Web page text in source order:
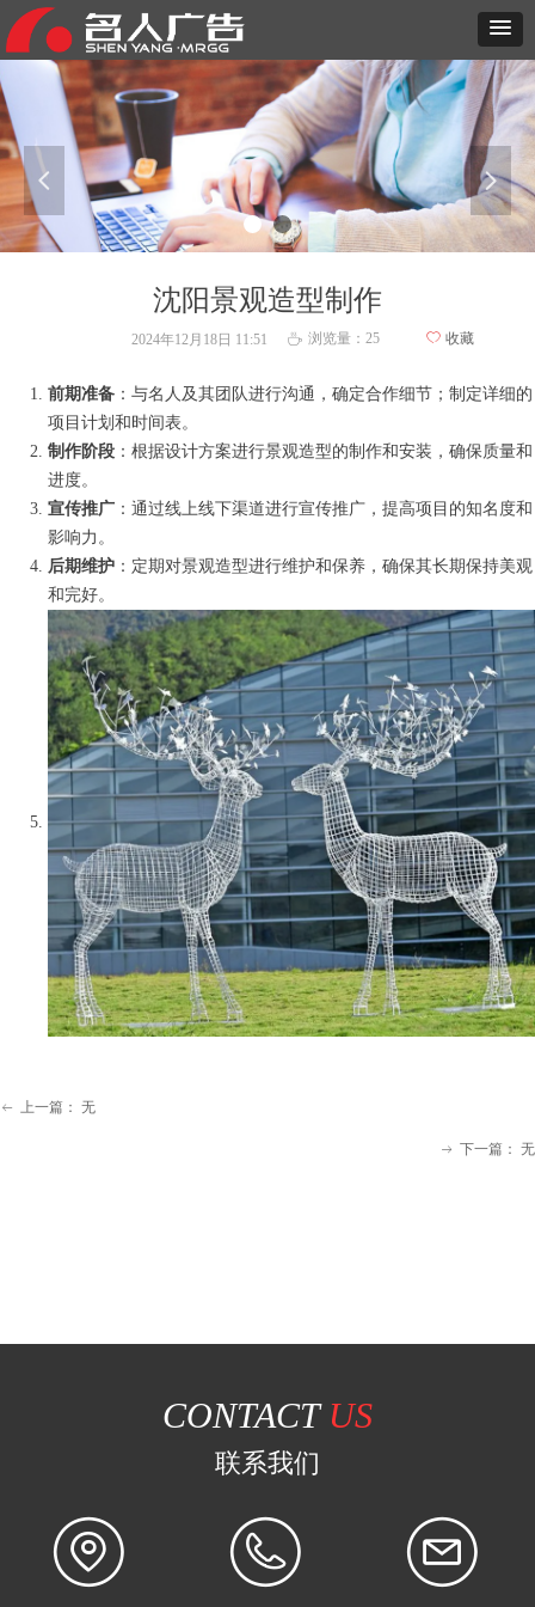
넳 넲
沈阳景观造型制作
前期准备 ：与名人及其团队进行沟通，确定合作细节；制定详细的
项目计划和时间表。
制作阶段 ：根据设计方案进行景观造型的制作和安装，确保质量和
进度。
宣传推广 ：通过线上线下渠道进行宣传推广，提高项目的知名度和
影响力。
后期维护 ：定期对景观造型进行维护和保养，确保其长期保持美观
和完好。
2024年12月18日 11:51 ꄘ 浏览量： 25 ꄀ 收藏
ꂃ 上一篇： 无
ꁹ 下一篇： 无
CONTACT US
联系我们